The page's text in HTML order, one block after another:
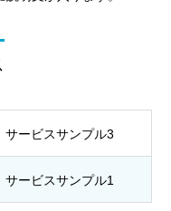
サービスサンプル3
サービスサンプル1